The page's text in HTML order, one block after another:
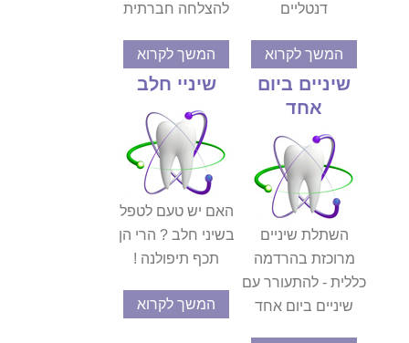
דנטליים
המשך לקרוא
להצלחה חברתית
המשך לקרוא
שיניים ביום
אחד
השתלת שיניים
מרוכזת בהרדמה
כללית - להתעורר עם
שיניים ביום אחד
שיניי חלב
האם יש טעם לטפל
בשיני חלב ? הרי הן
תכף תיפולנה !
המשך לקרוא